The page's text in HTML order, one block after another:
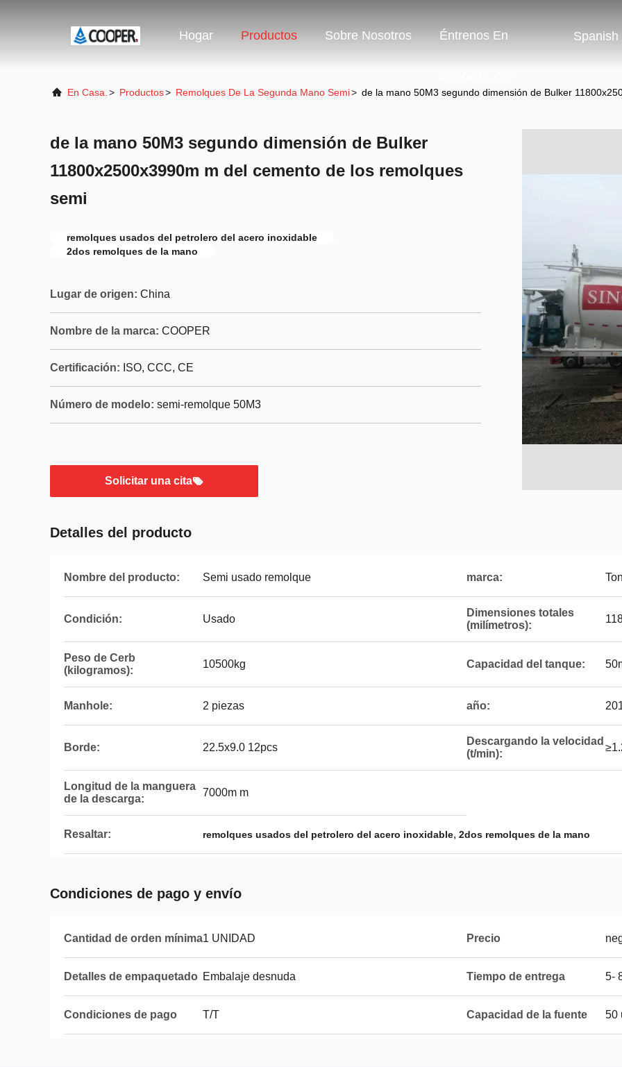
Hogar Productos Sobre Nosotros Éntrenos En Spanish
En Casa. > Productos> Remolques De La Segunda Mano Semi> de la mano 50M3 segundo dimensión de Bulker
de la mano 50M3 segundo dimensión de Bulker
11800x2500x3990m m del cemento de los remolques
semi
remolques usados del petrolero del acero inoxidable
2dos remolques de la mano
Lugar de origen: China
Nombre de la marca: COOPER
Certificación: ISO, CCC, CE
Número de modelo: semi-remolque 50M3
Solicitar una cita
Detalles del producto
Nombre del producto: Semi usado remolque marca:
Condición: Usado
Dimensiones totales
(milímetros):
Peso de Cerb
(kilogramos):
10500kg Capacidad del tanque:
Manhole: 2 piezas año:
Borde: 22.5x9.0 12pcs
Descargando la velocidad
(t/min):
Longitud de la manguera
de la descarga:
7000m m
Resaltar: remolques usados del petrolero del acero inoxidable, 2dos remolques de la mano
Condiciones de pago y envío
Cantidad de orden mínima1 UNIDAD Precio
Detalles de empaquetado Embalaje desnuda Tiempo de entrega 5-
Condiciones de pago T/T Capacidad de la fuente 50